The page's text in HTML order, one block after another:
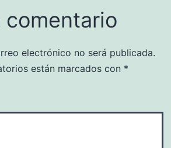
comentario
electrónico no será publicada.
están marcados con *